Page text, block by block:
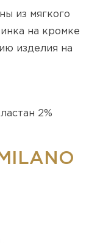
из мягкого
на кромке
изделия на
2%